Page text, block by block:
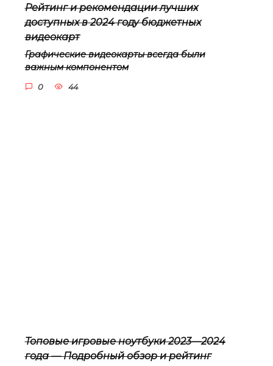
Рейтинг и рекомендации лучших
доступных в 2024 году бюджетных
видеокарт
Графические видеокарты всегда были
важным компонентом
0 44
Топовые игровые ноутбуки 2023—2024
года — Подробный обзор и рейтинг